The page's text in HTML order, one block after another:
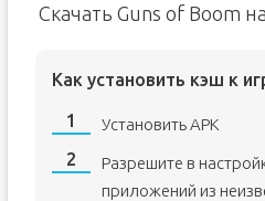
Скачать Guns of Boom
Как установить кэш к
Установить APK
Разрешите в
приложений из